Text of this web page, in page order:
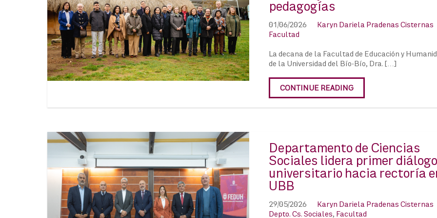
pedagogías
01/06/2026
Karyn Dariela Pradenas Cisternas
Facultad
La decana de la Facultad de Educación y
de la Universidad del Bío-Bío, Dra. […]
CONTINUE READING
Departamento de Ciencias
Sociales lidera primer diálogo
universitario hacia rectoría
UBB
29/05/2026
Karyn Dariela Pradenas Cisternas
Depto. Cs. Sociales, Facultad